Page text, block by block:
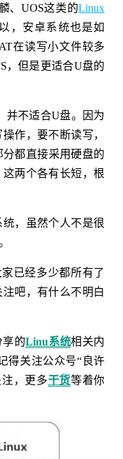
、UOS这类的Linux
，安卓系统也是如
在读写小文件较多
，但是更适合U盘的
并不适合U盘。因为
作，要不断读写，
都直接采用硬盘的
两个各有长短，根
，虽然个人不是很
已经多少都所有了
吧，有什么不明白
享的Linu系统相关内
得关注公众号“良许
，更多干货等着你